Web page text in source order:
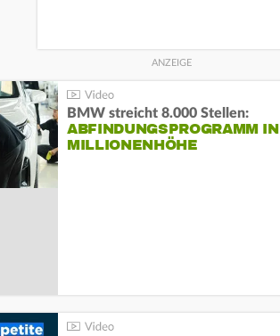
BMW streicht 8.000 Stellen:
ABFINDUNGSPROGRAMM IN
MILLIONENHÖHE